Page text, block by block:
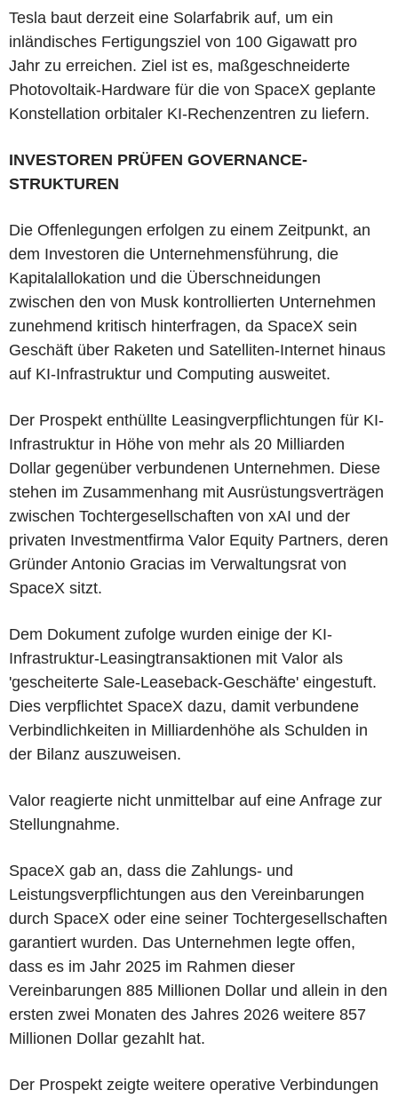
Tesla baut derzeit eine Solarfabrik auf, um ein
inländisches Fertigungsziel von 100 Gigawatt pro
Jahr zu erreichen. Ziel ist es, maßgeschneiderte
Photovoltaik-Hardware für die von SpaceX geplante
Konstellation orbitaler KI-Rechenzentren zu liefern.
INVESTOREN PRÜFEN GOVERNANCE-
STRUKTUREN
Die Offenlegungen erfolgen zu einem Zeitpunkt, an
dem Investoren die Unternehmensführung, die
Kapitalallokation und die Überschneidungen
zwischen den von Musk kontrollierten Unternehmen
zunehmend kritisch hinterfragen, da SpaceX sein
Geschäft über Raketen und Satelliten-Internet hinaus
auf KI-Infrastruktur und Computing ausweitet.
Der Prospekt enthüllte Leasingverpflichtungen für KI-
Infrastruktur in Höhe von mehr als 20 Milliarden
Dollar gegenüber verbundenen Unternehmen. Diese
stehen im Zusammenhang mit Ausrüstungsverträgen
zwischen Tochtergesellschaften von xAI und der
privaten Investmentfirma Valor Equity Partners, deren
Gründer Antonio Gracias im Verwaltungsrat von
SpaceX sitzt.
Dem Dokument zufolge wurden einige der KI-
Infrastruktur-Leasingtransaktionen mit Valor als
'gescheiterte Sale-Leaseback-Geschäfte' eingestuft.
Dies verpflichtet SpaceX dazu, damit verbundene
Verbindlichkeiten in Milliardenhöhe als Schulden in
der Bilanz auszuweisen.
Valor reagierte nicht unmittelbar auf eine Anfrage zur
Stellungnahme.
SpaceX gab an, dass die Zahlungs- und
Leistungsverpflichtungen aus den Vereinbarungen
durch SpaceX oder eine seiner Tochtergesellschaften
garantiert wurden. Das Unternehmen legte offen,
dass es im Jahr 2025 im Rahmen dieser
Vereinbarungen 885 Millionen Dollar und allein in den
ersten zwei Monaten des Jahres 2026 weitere 857
Millionen Dollar gezahlt hat.
Der Prospekt zeigte weitere operative Verbindungen